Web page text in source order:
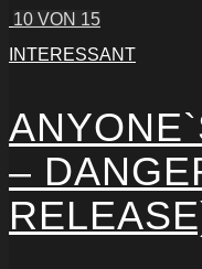
10 VON 15
INTERESSANT
–